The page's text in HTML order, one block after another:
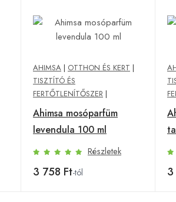
AHIMSA | OTTHON ÉS KERT |
TISZTÍTÓ ÉS
FERTŐTLENÍTŐSZER |
Ahimsa mosóparfüm
levendula 100 ml
Részletek
3 758 Ft-tól